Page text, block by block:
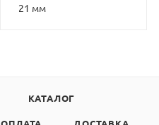
21 мм
КАТАЛОГ